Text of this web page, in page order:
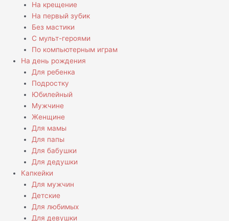
На крещение
На первый зубик
Без мастики
С мульт-героями
По компьютерным играм
На день рождения
Для ребенка
Подростку
Юбилейный
Мужчине
Женщине
Для мамы
Для папы
Для бабушки
Для дедушки
Капкейки
Для мужчин
Детские
Для любимых
Для девушки